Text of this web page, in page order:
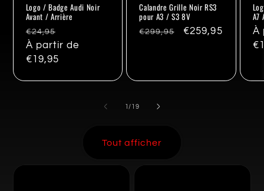
Logo / Badge Audi Noir
Avant / Arrière
Prix
habituel
€24,95
À partir de
€19,95
Calandre Grille Noir RS3
pour A3 / S3 8V
Prix
€299,95 Promo
€259,95
A7
À
1 /de
19
Tout afficher